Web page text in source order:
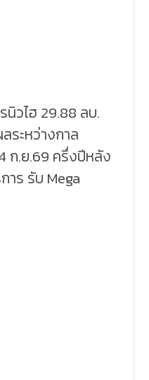
นิวไฮ 29.88 ลบ.
ระหว่างกาล
ก.ย.69 ครึ่งปีหลัง
ร รับ Mega